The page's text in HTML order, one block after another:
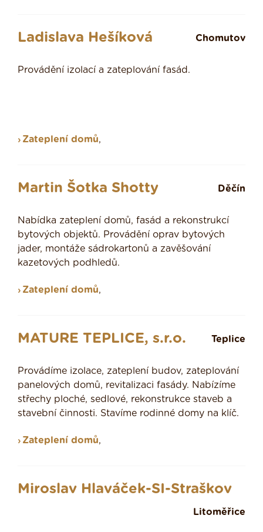
Ladislava Hešíková Chomutov
Provádění izolací a zateplování fasád.
Zateplení domů,
Martin Šotka Shotty Děčín
Nabídka zateplení domů, fasád a rekonstrukcí
bytových objektů. Provádění oprav bytových
jader, montáže sádrokartonů a zavěšování
kazetových podhledů.
Zateplení domů,
MATURE TEPLICE, s.r.o. Teplice
Provádíme izolace, zateplení budov, zateplování
panelových domů, revitalizaci fasády. Nabízíme
střechy ploché, sedlové, rekonstrukce staveb a
stavební činnosti. Stavíme rodinné domy na klíč.
Zateplení domů,
Miroslav Hlaváček-SI-Straškov
Litoměřice